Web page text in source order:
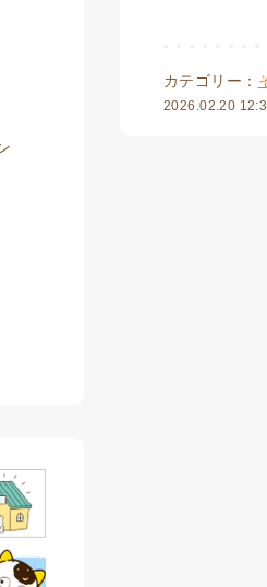
カテゴリー：
2026.02.20